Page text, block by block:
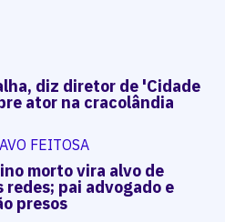
diz diretor de 'Cidade
ator na cracolândia
FEITOSA
morto vira alvo de
redes; pai advogado e
presos